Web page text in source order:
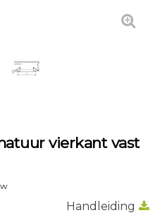
vierkant vast
Handleiding